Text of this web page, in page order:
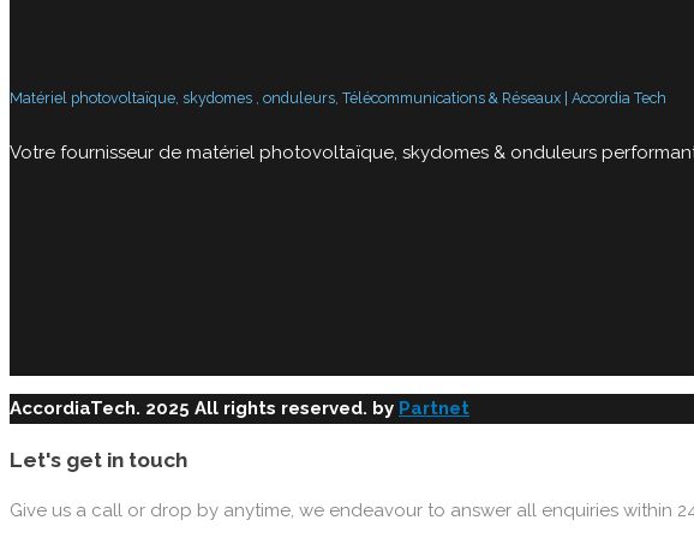
Matériel photovoltaïque, skydomes , onduleurs, Télécommunications & Réseaux | Accordia Tech
Votre fournisseur de matériel photovoltaïque, skydomes & onduleurs
AccordiaTech. 2025 All rights reserved. by Partnet
Let's get in touch
Give us a call or drop by anytime, we endeavour to answer all enquiries within